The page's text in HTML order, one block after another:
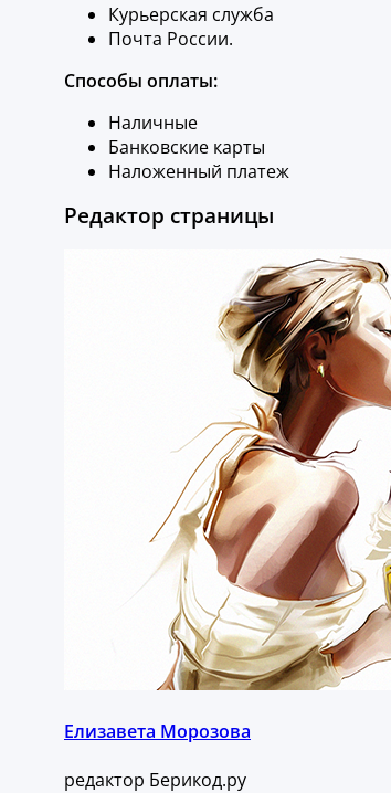
Курьерская служба
Почта России.
Способы оплаты:
Наличные
Банковские карты
Наложенный платеж
Редактор страницы
Елизавета Морозова
редактор Берикод.ру